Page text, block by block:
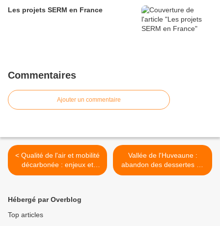
Les projets SERM en France
Commentaires
Ajouter un commentaire
< Qualité de l'air et mobilité
décarbonée : enjeux et
solutions pour nos
Vallée de l'Huveaune :
abandon des dessertes de
proximité >
Hébergé par Overblog
Top articles